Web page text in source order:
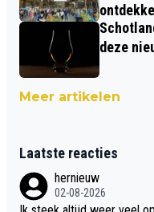
deze
Meer artikelen
Laatste reacties
hernieuw
02-08-2026